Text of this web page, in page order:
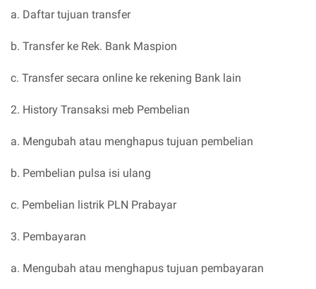
a. Daftar tujuan transfer
b. Transfer ke Rek. Bank Maspion
c. Transfer secara online ke rekening Bank lain
2. History Transaksi meb Pembelian
a. Mengubah atau menghapus tujuan pembelian
b. Pembelian pulsa isi ulang
c. Pembelian listrik PLN Prabayar
3. Pembayaran
a. Mengubah atau menghapus tujuan pembayaran